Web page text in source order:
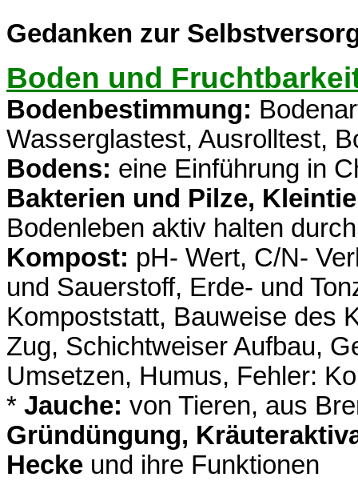
Gedanken zur
Boden und
Bodenbestimmung:
Wasserglastest, Ausrolltest,
Bodens: eine Einführung in
Bakterien und Pilze,
Bodenleben aktiv halten
Kompost: pH- Wert, C/N-
und Sauerstoff, Erde- und
Kompoststatt, Bauweise des
Zug, Schichtweiser Aufbau,
Umsetzen, Humus, Fehler:
* Jauche: von Tieren, aus
Gründüngung,
Hecke und ihre Funktionen